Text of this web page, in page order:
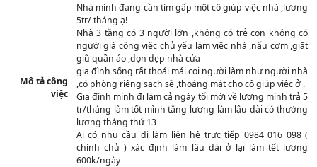
Mô tả công
việc
Nhà mình đang cần tìm gấp một cô giúp việc nhà ,lương
5tr/ tháng ạ!
Nhà 3 tầng có 3 người lớn ,không có trẻ con không có
người già công việc chủ yếu làm việc nhà ,nấu cơm ,giặt
giũ quần áo ,dọn dẹp nhà cửa
gia đình sống rất thoải mái coi người làm như người nhà
,có phòng riêng sạch sẽ ,thoáng mát cho cô giúp việc ở .
Gia đình mình đi làm cả ngày tối mới về lương mình trả 5
tr/tháng làm tốt mình tăng lương làm lâu dài có thưởng
lương tháng thứ 13
Ai có nhu cầu đi làm liên hệ trực tiếp 0984 016 098 (
chính chủ ) xác định làm lâu dài ở lại làm tết lương
600k/ngày